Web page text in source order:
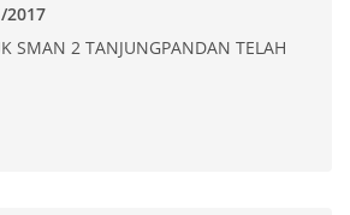
2017
SMAN 2 TANJUNGPANDAN TELAH